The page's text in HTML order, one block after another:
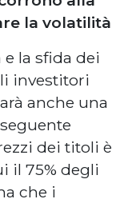
la volatilità
la sfida dei
investitori
anche una
dei titoli è
il 75% degli
che i